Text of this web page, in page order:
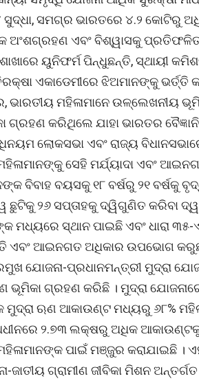
ସମଗ୍ର ଭାରତରେ ୪.୨ କୋଟିରୁ
ଅଂଶଗ୍ରହଣ ଏବଂ ବିଶ୍ୱାସକୁ ପ୍ରତିଫଳିତ
ୟୁନିଫର୍ମ ପିନ୍ଧୁଛନ୍ତି, ସ୍ଥାୟୀ
ଏକାଡେମୀରେ ଝିଅମାନଙ୍କୁ ଭର୍ତ୍ତି
ଭାରତୀୟ ମହିଳାମାନେ ଉଳ୍ଲେଖନୀୟ
ଗ୍ରହଣ କରିଥିଲେ ଯାହା ଭାରତର
ଲୋକସଭା ଏବଂ ରାଜ୍ୟ
ସେହି ମର୍ଯ୍ୟାଦା ଏବଂ
ବିବାହ ବୟସକୁ ୧୮ ବର୍ଷରୁ ୨୧ ବର୍ଷକୁ
୨୬ ସପ୍ତାହକୁ ଦ୍ୱିଗୁଣିତ କରିବା
ମଧ୍ୟରେ ସ୍ଥାନ ପାଇଛି ଏବଂ ଧାରା
ଏବଂ ଆଇନଗତ ଅଧିକାର ଉପଭୋଗ
ଯୋଜନା-ପ୍ରଧାନମନ୍ତ୍ରୀ ମୁଦ୍ରା
ଭୂମିକା ଗ୍ରହଣ କରିଛି । ମୁଦ୍ରା
ଋଣ ଆକାଉଣ୍ଟ ମଧ୍ୟରୁ ୬୮%
୨.୭୩ ଲକ୍ଷରୁ ଅଧିକ
ପାଇଁ ମଞ୍ଜୁର କରାଯାଇଛି
ଜାତୀୟ ଗ୍ରାମୀଣ ଜୀବିକା ମିଶନ